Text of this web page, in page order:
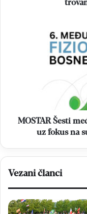
izazove
MOSTAR Šesti
uz fokus na
Vezani članci